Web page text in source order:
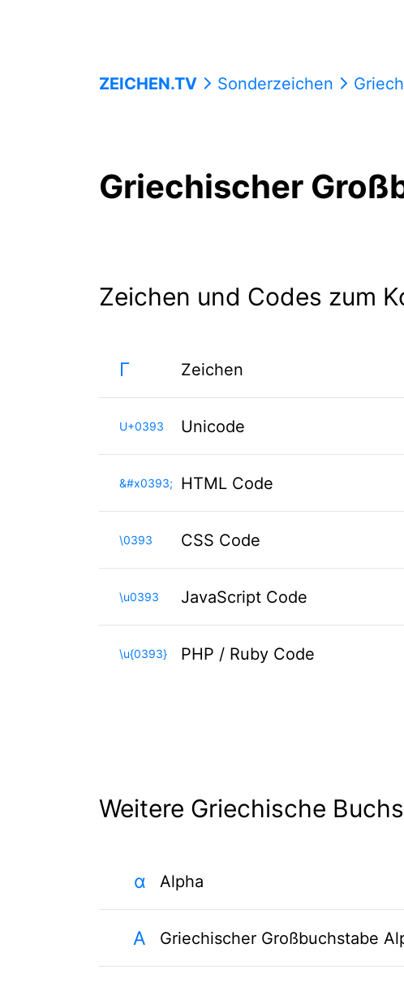
ZEICHEN.TV Sonderzeichen
Griechischer
Zeichen und Codes zum
Γ Zeichen
U+0393 Unicode
&#x0393; HTML Code
\0393 CSS Code
\u0393 JavaScript Code
\u{0393} PHP / Ruby Code
Weitere Griechische
α Alpha
Α Griechischer Großbuchstabe